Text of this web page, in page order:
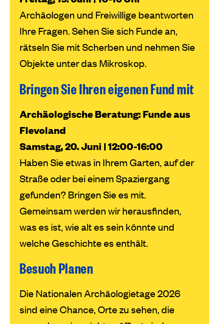
Archäologen und Freiwillige beantworten
Ihre Fragen. Sehen Sie sich Funde an,
rätseln Sie mit Scherben und nehmen Sie
Objekte unter das Mikroskop.
Bringen Sie Ihren eigenen Fund mit
Archäologische Beratung: Funde aus
Flevoland
Samstag, 20. Juni | 12:00-16:00
Haben Sie etwas in Ihrem Garten, auf der
Straße oder bei einem Spaziergang
gefunden? Bringen Sie es mit.
Gemeinsam werden wir herausfinden,
was es ist, wie alt es sein könnte und
welche Geschichte es enthält.
Besuch Planen
Die Nationalen Archäologietage 2026
sind eine Chance, Orte zu sehen, die